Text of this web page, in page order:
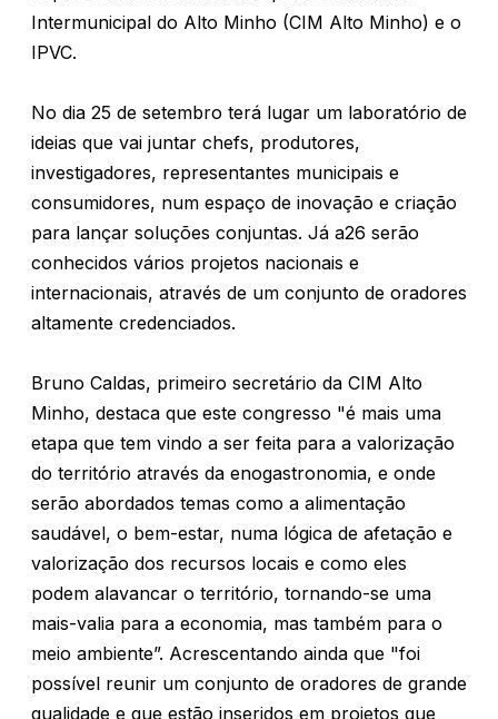
Intermunicipal do Alto Minho (CIM Alto Minho) e o
IPVC.
No dia 25 de setembro terá lugar um laboratório de
ideias que vai juntar chefs, produtores,
investigadores, representantes municipais e
consumidores, num espaço de inovação e criação
para lançar soluções conjuntas. Já a26 serão
conhecidos vários projetos nacionais e
internacionais, através de um conjunto de oradores
altamente credenciados.
Bruno Caldas, primeiro secretário da CIM Alto
Minho, destaca que este congresso "é mais uma
etapa que tem vindo a ser feita para a valorização
do território através da enogastronomia, e onde
serão abordados temas como a alimentação
saudável, o bem-estar, numa lógica de afetação e
valorização dos recursos locais e como eles
podem alavancar o território, tornando-se uma
mais-valia para a economia, mas também para o
meio ambiente”. Acrescentando ainda que "foi
possível reunir um conjunto de oradores de grande
qualidade e que estão inseridos em projetos que